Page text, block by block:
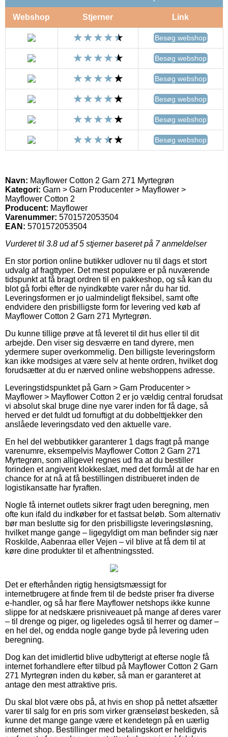
Webshop Stjerner Link
Besøg webshop
Besøg webshop
Besøg webshop
Besøg webshop
Besøg webshop
Besøg webshop
Navn: Mayflower Cotton 2 Garn 271 Myrtegrøn
Kategori: Garn > Garn Producenter > Mayflower >
Mayflower Cotton 2
Producent: Mayflower
Varenummer: 5701572053504
EAN: 5701572053504
Vurderet til 3.8 ud af 5 stjerner baseret på 7anmeldelser
En stor portion online butikker udlover nu til dags et stort
udvalg af fragttyper. Det mest populære er på nuværende
tidspunkt at få bragt ordren til en pakkeshop, og så kan du
blot gå forbi efter de nyindkøbte varer når du har tid.
Leveringsformen er jo ualmindeligt fleksibel, samt ofte
endvidere den prisbilligste form for levering ved køb af
Mayflower Cotton 2 Garn 271 Myrtegrøn.
Du kunne tillige prøve at få leveret til dit hus eller til dit
arbejde. Den viser sig desværre en tand dyrere, men
ydermere super overkommelig. Den billigste leveringsform
kan ikke modsiges at være selv at hente ordren, hvilket dog
forudsætter at du er nærved online webshoppens adresse.
Leveringstidspunktet på Garn > Garn Producenter >
Mayflower > Mayflower Cotton 2 er jo vældig central forudsat
vi absolut skal bruge dine nye varer inden for få dage, så
herved er det fuldt ud fornuftigt at du dobbelttjekker den
anslåede leveringsdato ved den aktuelle vare.
En hel del webbutikker garanterer 1 dags fragt på mange
varenumre, eksempelvis Mayflower Cotton 2 Garn 271
Myrtegrøn, som alligevel regnes ud fra at du bestiller
forinden et angivent klokkeslæt, med det formål at de har en
chance for at nå at få bestillingen distribueret inden de
logistikansatte har fyraften.
Nogle få internet outlets sikrer fragt uden beregning, men
ofte kun ifald du indkøber for et fastsat beløb. Som alternativ
bør man beslutte sig for den prisbilligste leveringsløsning,
hvilket mange gange – ligegyldigt om man befinder sig nær
Roskilde, Aabenraa eller Vejen – vil blive at få dem til at
køre dine produkter til et afhentningssted.
Det er efterhånden rigtig hensigtsmæssigt for
internetbrugere at finde frem til de bedste priser fra diverse
e-handler, og så har flere Mayflower netshops ikke kunne
slippe for at nedskære prisniveauet på mange af deres varer
– til drenge og piger, og ligeledes også til herrer og damer –
en hel del, og endda nogle gange byde på levering uden
beregning.
Dog kan det imidlertid blive udbytterigt at efterse nogle få
internet forhandlere efter tilbud på Mayflower Cotton 2 Garn
271 Myrtegrøn inden du køber, så man er garanteret at
antage den mest attraktive pris.
Du skal blot være obs på, at hvis en shop på nettet afsætter
varer til salg for en pris som virker grænseløst beskeden, så
kunne det mange gange være et kendetegn på en uærlig
internet shop. Bestillinger med betalingskort er heldigvis